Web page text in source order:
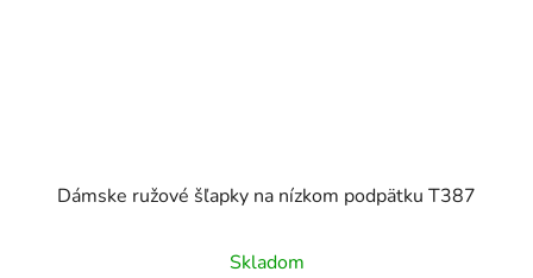
Dámske ružové šľapky na nízkom podpätku T387
Skladom